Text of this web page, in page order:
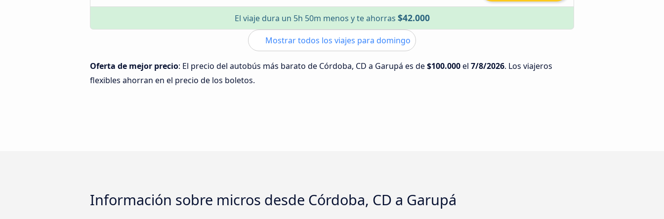
El viaje dura un 5h 50m menos y te ahorras $42.000
Mostrar todos los viajes para domingo
Oferta de mejor precio: El precio del autobús más barato de Córdoba, CD a Garupá es de$100.000el 7/8/2026. Los viajeros
flexibles ahorran en el precio de los boletos.
Información sobre micros desde Córdoba, CD a Garupá